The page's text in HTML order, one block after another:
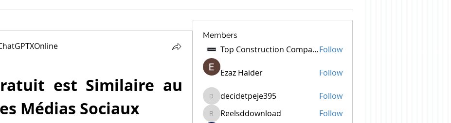
est Similaire au
Médias Sociaux
Members
Top Construction Companies In PakistanFollow
Ezaz Haider Follow
decidetpeje395
decidetpeje395 Follow
Reelsddownload
Reelsddownload Follow